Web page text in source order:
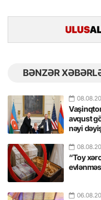
BƏNZƏR
avqust
nəyi
“Toy